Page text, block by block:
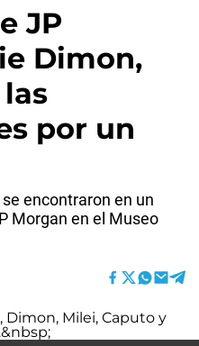
JP
Dimon,
por un
encontraron en un
Morgan en el Museo